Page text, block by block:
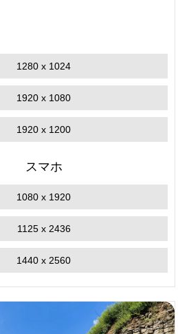
1280 x 1024
1920 x 1080
1920 x 1200
スマホ
1080 x 1920
1125 x 2436
1440 x 2560